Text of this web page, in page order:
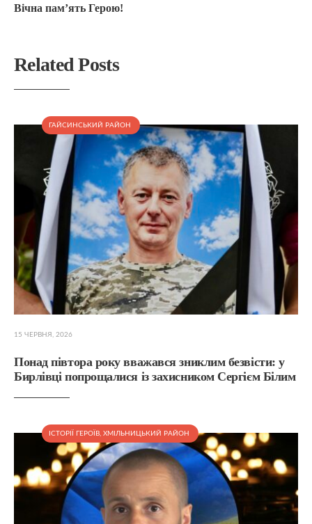
Вічна пам’ять Герою!
Related Posts
ГАЙСИНСЬКИЙ РАЙОН
15 ЧЕРВНЯ, 2026
Понад півтора року вважався зниклим безвісти: у
Бирлівці попрощалися із захисником Сергієм Білим
ІСТОРІЇ ГЕРОЇВ, ХМІЛЬНИЦЬКИЙ РАЙОН